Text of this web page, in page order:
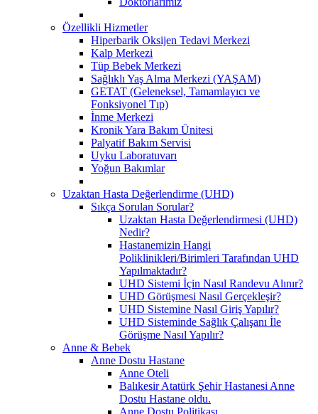
Özellikli Hizmetler
Hiperbarik Oksijen Tedavi Merkezi
Kalp Merkezi
Tüp Bebek Merkezi
Sağlıklı Yaş Alma Merkezi (YAŞAM)
GETAT (Geleneksel, Tamamlayıcı ve
Fonksiyonel Tıp)
İnme Merkezi
Kronik Yara Bakım Ünitesi
Palyatif Bakım Servisi
Uyku Laboratuvarı
Yoğun Bakımlar
Uzaktan Hasta Değerlendirme (UHD)
Sıkça Sorulan Sorular?
Uzaktan Hasta Değerlendirmesi (UHD)
Nedir?
Hastanemizin Hangi
Poliklinikleri/Birimleri Tarafından UHD
Yapılmaktadır?
UHD Sistemi İçin Nasıl Randevu Alınır?
UHD Görüşmesi Nasıl Gerçekleşir?
UHD Sistemine Nasıl Giriş Yapılır?
UHD Sisteminde Sağlık Çalışanı İle
Görüşme Nasıl Yapılır?
Anne & Bebek
Anne Dostu Hastane
Anne Oteli
Balıkesir Atatürk Şehir Hastanesi Anne
Dostu Hastane oldu.
Anne Dostu Politikası